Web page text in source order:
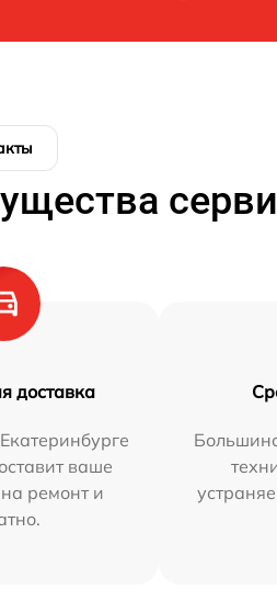
доставка
ваше
ремонт и